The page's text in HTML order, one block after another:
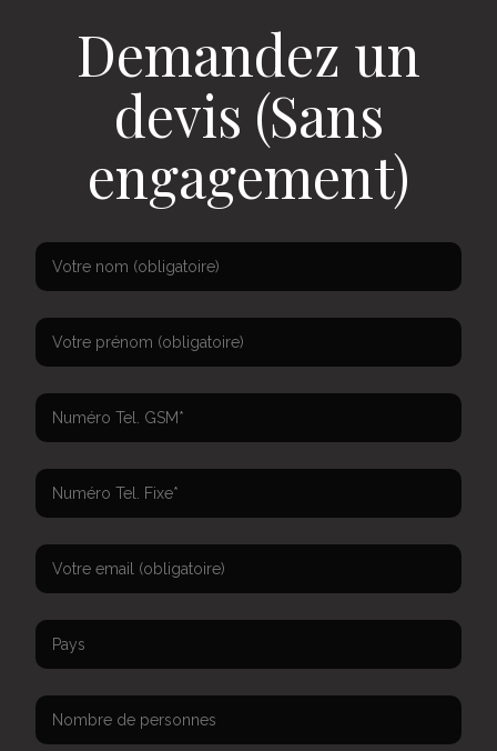
Demandez un
devis (Sans
engagement)